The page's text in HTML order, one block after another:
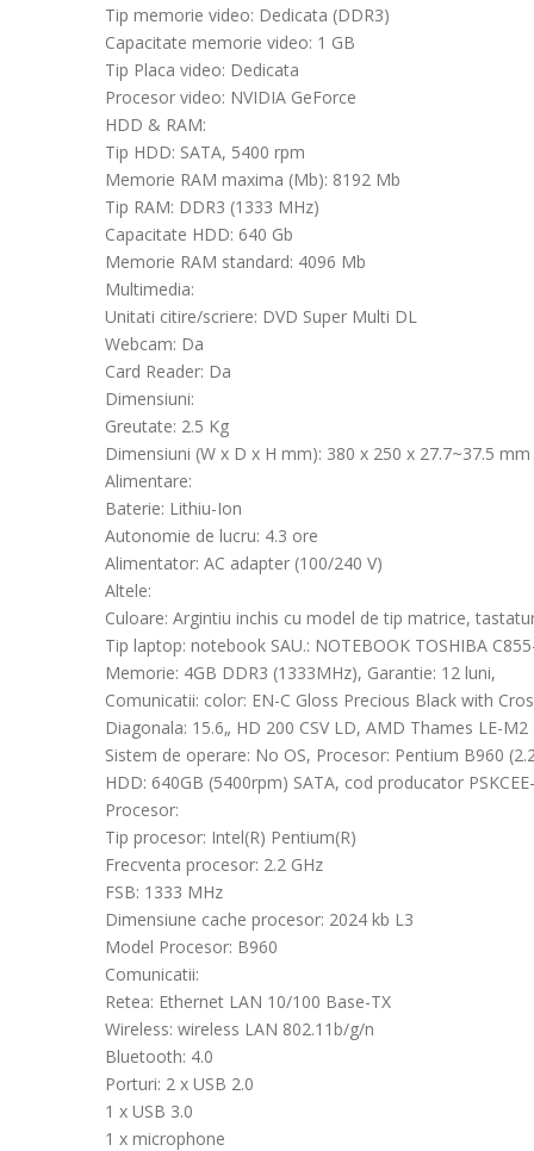
Tip memorie video: Dedicata (DDR3)
Capacitate memorie video: 1 GB
Tip Placa video: Dedicata
Procesor video: NVIDIA GeForce
HDD & RAM:
Tip HDD: SATA, 5400 rpm
Memorie RAM maxima (Mb): 8192 Mb
Tip RAM: DDR3 (1333 MHz)
Capacitate HDD: 640 Gb
Memorie RAM standard: 4096 Mb
Multimedia:
Unitati citire/scriere: DVD Super Multi DL
Webcam: Da
Card Reader: Da
Dimensiuni:
Greutate: 2.5 Kg
Dimensiuni (W x D x H mm): 380 x 250 x 27.7~37.5 mm
Alimentare:
Baterie: Lithiu-Ion
Autonomie de lucru: 4.3 ore
Alimentator: AC adapter (100/240 V)
Altele:
Culoare: Argintiu inchis cu model de tip matrice,
Tip laptop: notebook SAU.: NOTEBOOK TOSHIBA
Memorie: 4GB DDR3 (1333MHz), Garantie: 12 luni,
Comunicatii: color: EN-C Gloss Precious Black with
Diagonala: 15.6„ HD 200 CSV LD, AMD Thames LE-
Sistem de operare: No OS, Procesor: Pentium B960
HDD: 640GB (5400rpm) SATA, cod producator
Procesor:
Tip procesor: Intel(R) Pentium(R)
Frecventa procesor: 2.2 GHz
FSB: 1333 MHz
Dimensiune cache procesor: 2024 kb L3
Model Procesor: B960
Comunicatii:
Retea: Ethernet LAN 10/100 Base-TX
Wireless: wireless LAN 802.11b/g/n
Bluetooth: 4.0
Porturi: 2 x USB 2.0
1 x USB 3.0
1 x microphone